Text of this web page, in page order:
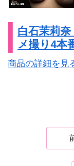
白石茉莉
メ撮り4本
商品の詳細を見